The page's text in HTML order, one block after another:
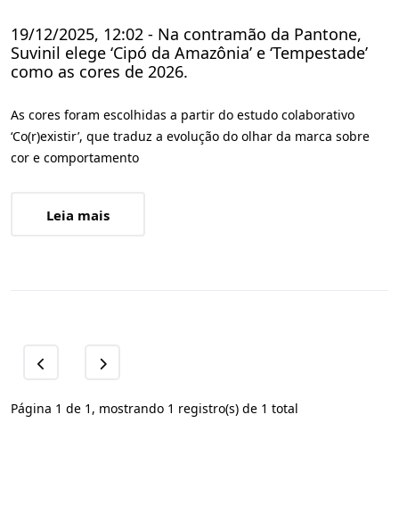
19/12/2025, 12:02 - Na contramão da Pantone,
Suvinil elege ‘Cipó da Amazônia’ e ‘Tempestade’
como as cores de 2026.
As cores foram escolhidas a partir do estudo colaborativo
‘Co(r)existir’, que traduz a evolução do olhar da marca sobre
cor e comportamento
Leia mais
Página 1 de 1, mostrando 1 registro(s) de 1 total